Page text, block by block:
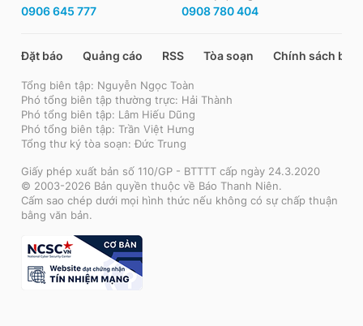
0906 645 777 0908 780 404
Đặt báo Quảng cáo RSS Tòa soạn Chính sách bảo
Tổng biên tập: Nguyễn Ngọc Toàn
Phó tổng biên tập thường trực: Hải Thành
Phó tổng biên tập: Lâm Hiếu Dũng
Phó tổng biên tập: Trần Việt Hưng
Tổng thư ký tòa soạn: Đức Trung
Giấy phép xuất bản số 110/GP - BTTTT cấp ngày 24.3.2020
© 2003-2026 Bản quyền thuộc về Báo Thanh Niên.
Cấm sao chép dưới mọi hình thức nếu không có sự chấp thuận
bằng văn bản.